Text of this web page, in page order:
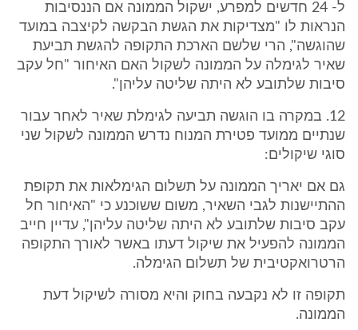
ל- 24 חדשים למפרע, ישקול הממונה אם הננסיבות
הנראות לו "מצדיקות את הגשת הבקשה לקיצבה במועד
שהוגשה", הרי שלשם הארכת התקופה להגשת תביעת
שאיר לגימלה על הממונה לשקול האם האיחור "חל עקב
סיבות שלתובע לא היתה שליטה עליהן".
12. במקרה בו הוגשה תביעה לגימלת שאיר לאחר עבור
שנתיים ממועד פטירת המנוח נדרש הממונה לשקול שני
סוגי שיקולים:
גם אם יאריך הממונה על תשלום הגימלאות את תקופת
ההתיישנות לגבי השאיר, משום ששוכנע כי "האיחור חל
עקב סיבות שלתובע לא היתה שליטה עליהן", עדיין חייב
הממונה להפעיל את שיקול דעתו באשר לאורך התקופה
הרטרואקטיבית של תשלום הגימלה.
תקופה זו לא נקבעה בחוק והיא מסורה לשיקול דעת
הממונה.